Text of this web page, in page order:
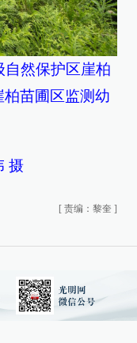
自然保护区崖柏
苗圃区监测幼
摄
[ 责编：黎奎 ]